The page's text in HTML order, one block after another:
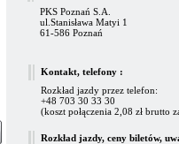
PKS Poznań S.A.
ul.Stanisława Matyi 1
61-586 Poznań
Kontakt, telefony :
Rozkład jazdy przez telefon:
+48 703 30 33 30
(koszt połączenia 2,08 zł brutto
Rozkład jazdy, ceny biletów,